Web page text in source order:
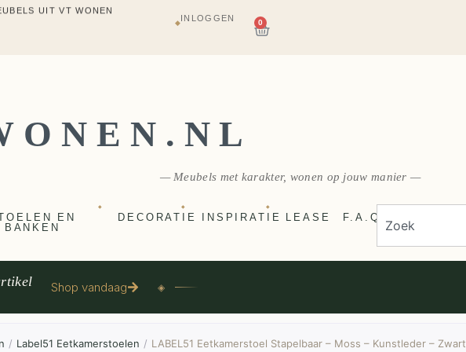
UIT VT WONEN
◆INLOGGEN 0
— Meubels met karakter, wonen op jouw manier —
EN
BANKEN
◆
DECORATIE
◆
INSPIRATIE
◆
LEASE F.A.Q
Shop vandaag ◈
/ Label51 Eetkamerstoelen / LABEL51 Eetkamerstoel Stapelbaar – Moss – Kunstleder –